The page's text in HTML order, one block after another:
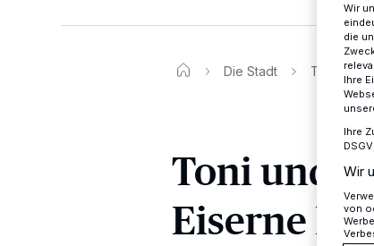
Die Stadt Toni und
Toni und
Eiserne
Wir
die
Ihre
Ihre
Wir
von